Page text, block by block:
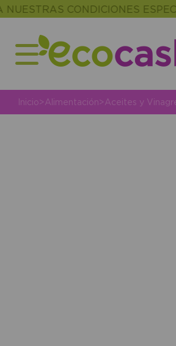
CONDICIONES
Inicio> Alimentación> Aceites y